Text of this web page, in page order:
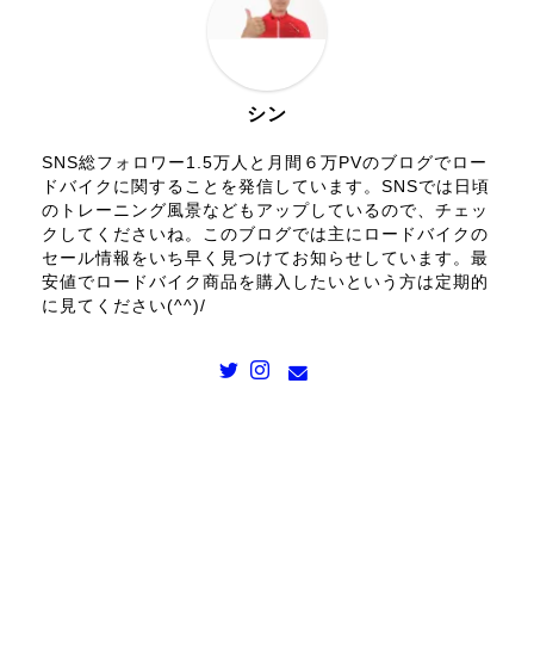
シン
SNS総フォロワー1.5万人と月間６万PVのブログでロー
ドバイクに関することを発信しています。SNSでは日頃
のトレーニング風景などもアップしているので、チェッ
クしてくださいね。このブログでは主にロードバイクの
セール情報をいち早く見つけてお知らせしています。最
安値でロードバイク商品を購入したいという方は定期的
に見てください(^^)/